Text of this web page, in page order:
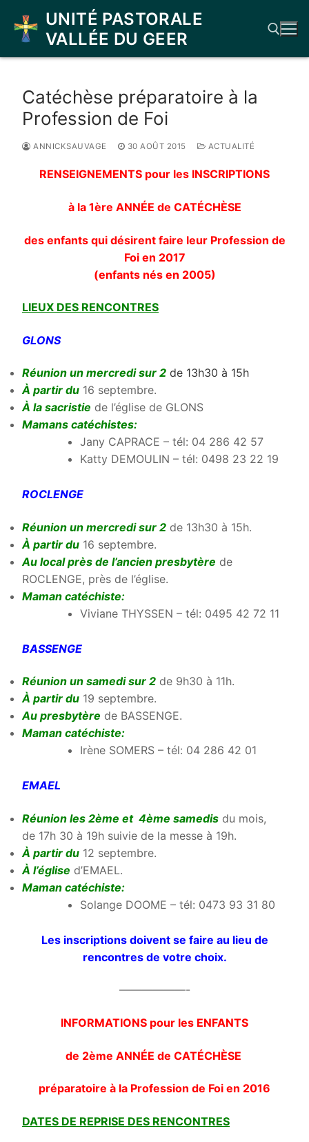
contenu
UNITÉ PASTORALE
VALLÉE DU GEER
Catéchèse préparatoire à la
Profession de Foi
ANNICKSAUVAGE 30 AOÛT 2015 ACTUALITÉ
RENSEIGNEMENTS pour les INSCRIPTIONS
à la 1ère ANNÉE de CATÉCHÈSE
des enfants qui désirent faire leur Profession de
Foi en 2017
(enfants nés en 2005)
LIEUX DES RENCONTRES
GLONS
Réunion un mercredi sur 2 de 13h30 à 15h
À partir du 16 septembre.
À la sacristie de l’église de GLONS
Mamans catéchistes:
Jany CAPRACE – tél: 04 286 42 57
Katty DEMOULIN – tél: 0498 23 22 19
ROCLENGE
Réunion un mercredi sur 2 de 13h30 à 15h.
À partir du 16 septembre.
Au local près de l’ancien presbytère de
ROCLENGE, près de l’église.
Maman catéchiste:
Viviane THYSSEN – tél: 0495 42 72 11
BASSENGE
Réunion un samedi sur 2 de 9h30 à 11h.
À partir du 19 septembre.
Au presbytère de BASSENGE.
Maman catéchiste:
Irène SOMERS – tél: 04 286 42 01
EMAEL
Réunion les 2ème et 4ème samedis du mois,
de 17h 30 à 19h suivie de la messe à 19h.
À partir du 12 septembre.
À l’église d’EMAEL.
Maman catéchiste:
Solange DOOME – tél: 0473 93 31 80
Les inscriptions doivent se faire au lieu de
rencontres de votre choix.
——————-
INFORMATIONS pour les ENFANTS
de 2ème ANNÉE de CATÉCHÈSE
préparatoire à la Profession de Foi en 2016
DATES DE REPRISE DES RENCONTRES